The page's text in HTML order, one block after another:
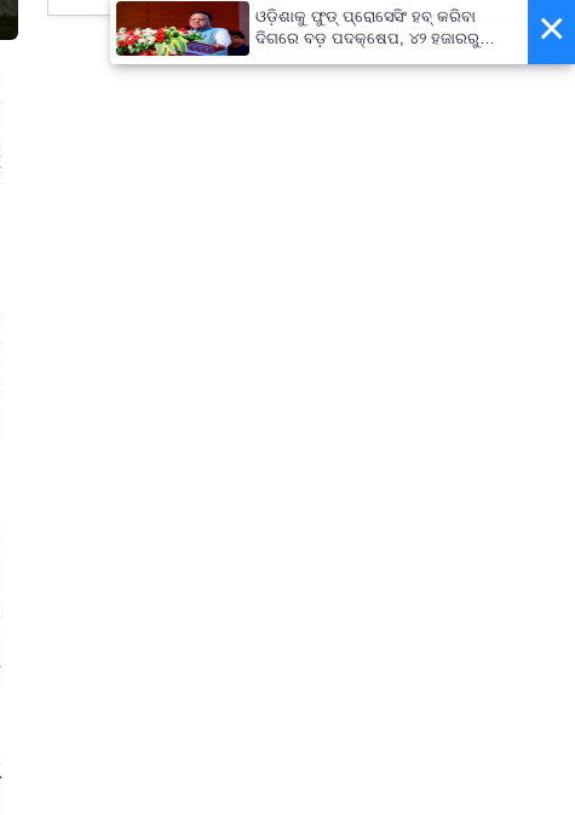
×
ଓଡ଼ିଶାକୁ ଫୁଡ୍ ପ୍ରୋସେସିଂ ହବ୍ କରିବା
ଦିଗରେ ବଡ଼ ପଦକ୍ଷେପ, ୪୨ ହଜାରରୁ
ଅଧିକ ନିଯୁକ୍ତି ସୁଯୋଗ